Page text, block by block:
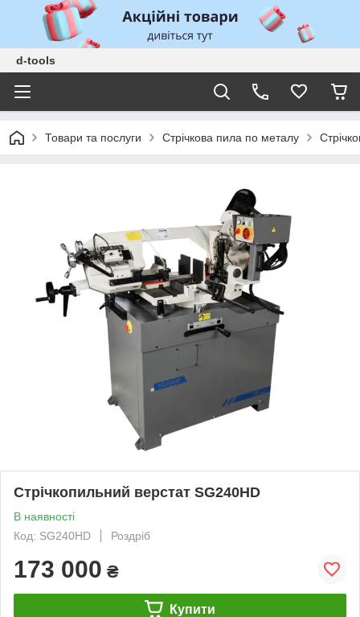
d-tools
Товари та послуги Стрічкова пила по металу
Стрічкопильний верстат SG240HD
В наявності
Код: SG240HD
Роздріб
173 000 ₴
Купити